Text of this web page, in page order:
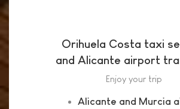
Orihuela Costa taxi
and Alicante airport
Enjoy your trip
Alicante and Murcia